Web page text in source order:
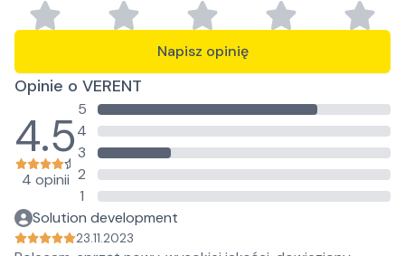
Napisz opinię
Opinie o VERENT
4.5
4 opinii
5
4
3
2
1
Solution development
23.11.2023